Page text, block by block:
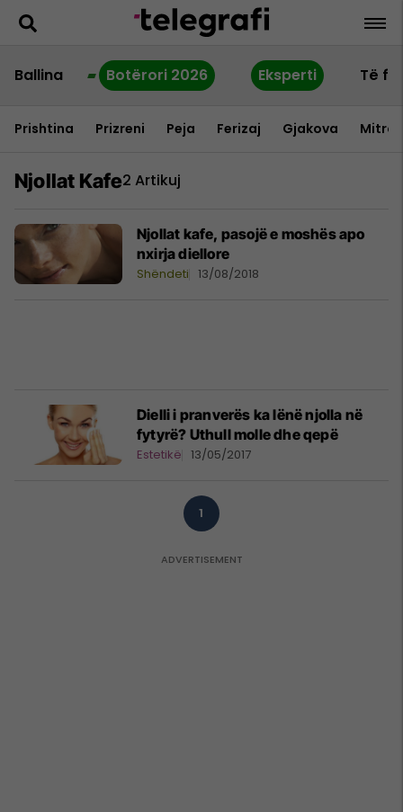
Ballina Botërori 2026 Eksperti Të
Prishtina Prizreni Peja Ferizaj Gjakova
Njollat Kafe2 Artikuj
Njollat kafe, pasojë e moshës apo
nxirja diellore
Shëndeti 13/08/2018
Dielli i pranverës ka lënë njolla në
fytyrë? Uthull molle dhe qepë
Estetikë 13/05/2017
1